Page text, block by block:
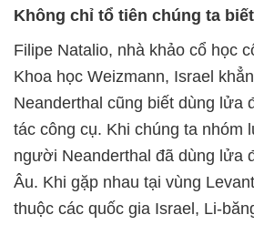
Không chỉ tổ tiên chúng ta
Filipe Natalio, nhà khảo cổ học
Khoa học Weizmann, Israel
Neanderthal cũng biết dùng lửa
tác công cụ. Khi chúng ta nhóm
người Neanderthal đã dùng lửa
Âu. Khi gặp nhau tại vùng
thuộc các quốc gia Israel, Li-